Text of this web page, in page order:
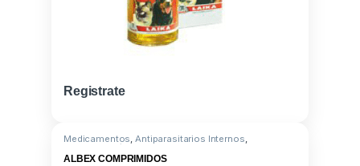
Registrate
Medicamentos,Antiparasitarios Internos,
Albendazole/Praziquantel
ALBEX COMPRIMIDOS